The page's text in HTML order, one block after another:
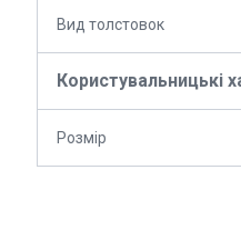
Вид толстовок
Користувальницькі
Розмір